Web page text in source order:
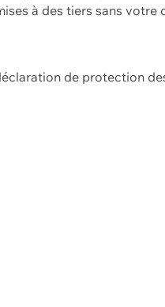
à des tiers sans votre
de protection